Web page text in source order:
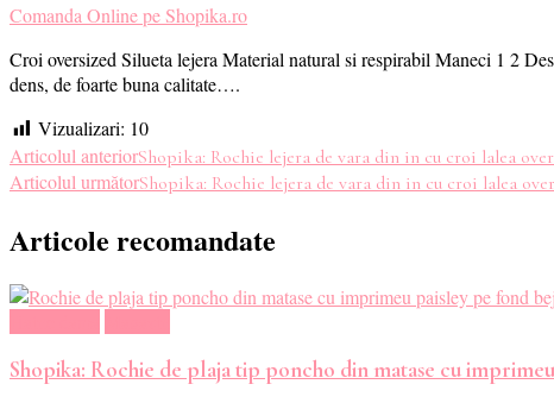
Comanda Online pe Shopika.ro
Croi oversized Silueta lejera Material natural si respirabil Maneci 1 2
dens, de foarte buna calitate….
Vizualizari: 10
Navigare
în
articole
Articolul anteriorShopika: Rochie lejera de vara din in cu croi lalea
Articolul următorShopika: Rochie lejera de vara din in cu croi lalea
Articole recomandate
Shopika: Rochie de plaja tip poncho din matase cu